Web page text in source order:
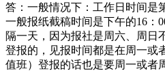
答：一般情况下：工作日时间是
一般报纸截稿时间是下午的16：
隔一天，因为报社是周六、周日
登报的，见报时间都是在周一或
值班）登报的话也是要周一或者